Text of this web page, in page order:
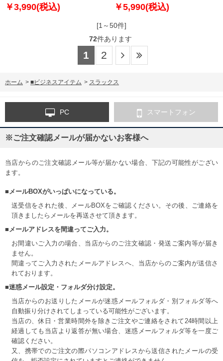
￥3,990(税込)
量 ウォッシャブル イージーケア
￥5,990(税込)
[1～50件]
72件あります
1 2
ホーム > ■ビジネスアイテム > スラックス
PC スマートフォン
※ご注文確認メールが届かないお客様へ
当店からのご注文確認メール等が届かない場合、下記の可能性がござい
ます。
■メールBOXがいっぱいになっている。
送受信をされた後、メールBOXをご確認ください。その後、ご連絡を
頂きましたらメールを再送させて頂きます。
■メールアドレスを間違ってご入力。
お間違いご入力の場合、当店からのご注文確認・発送ご案内等が届き
ません。
間違ってご入力されたメールアドレスへ、当店からのご案内が送信さ
れております。
■迷惑メール設定・フォルダ分け設定。
当店からのお送りしたメールが迷惑メールフォルダ・別フォルダ等へ
自動振り分けされてしまっている可能性がございます。
当店の、休日・営業時間外を除きご注文やご連絡をされて24時間以上
経過しても当店より返答が無い場合、迷惑メールフォルダ等を一度ご
確認ください。
又、携帯でのご注文の際パソコンアドレスから送信されたメールの受